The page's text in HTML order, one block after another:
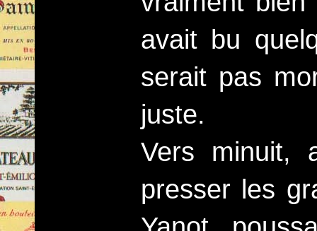
avait bu
serait pas
juste.
Vers minuit,
presser les